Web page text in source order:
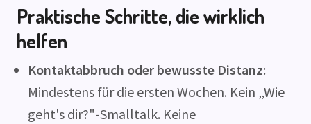
Praktische Schritte, die wirklich
helfen
Kontaktabbruch oder bewusste Distanz:
Mindestens für die ersten Wochen. Kein „Wie
geht's dir?"-Smalltalk. Keine